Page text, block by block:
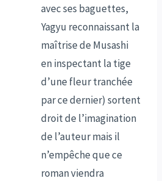
avec ses baguettes,
Yagyu reconnaissant la
maîtrise de Musashi
en inspectant la tige
d’une fleur tranchée
par ce dernier) sortent
droit de l’imagination
de l’auteur mais il
n’empêche que ce
roman viendra